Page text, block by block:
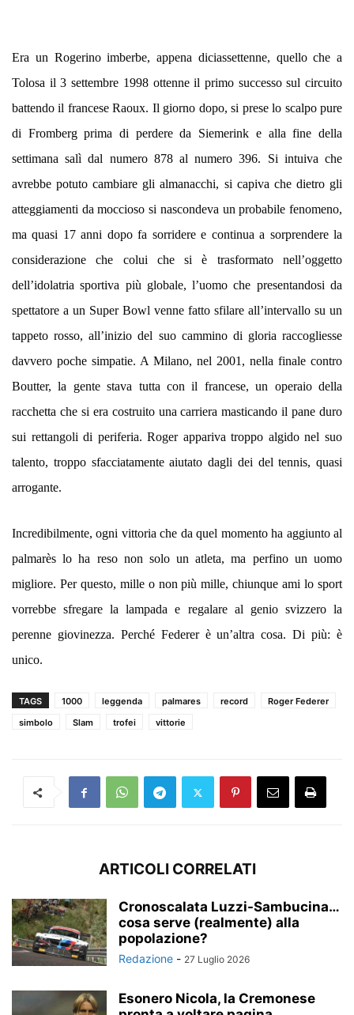
Era un Rogerino imberbe, appena diciassettenne, quello che a
Tolosa il 3 settembre 1998 ottenne il primo successo sul circuito
battendo il francese Raoux. Il giorno dopo, si prese lo scalpo pure
di Fromberg prima di perdere da Siemerink e alla fine della
settimana salì dal numero 878 al numero 396. Si intuiva che
avrebbe potuto cambiare gli almanacchi, si capiva che dietro gli
atteggiamenti da moccioso si nascondeva un probabile fenomeno,
ma quasi 17 anni dopo fa sorridere e continua a sorprendere la
considerazione che colui che si è trasformato nell’oggetto
dell’idolatria sportiva più globale, l’uomo che presentandosi da
spettatore a un Super Bowl venne fatto sfilare all’intervallo su un
tappeto rosso, all’inizio del suo cammino di gloria raccogliesse
davvero poche simpatie. A Milano, nel 2001, nella finale contro
Boutter, la gente stava tutta con il francese, un operaio della
racchetta che si era costruito una carriera masticando il pane duro
sui rettangoli di periferia. Roger appariva troppo algido nel suo
talento, troppo sfacciatamente aiutato dagli dei del tennis, quasi
arrogante.
Incredibilmente, ogni vittoria che da quel momento ha aggiunto al
palmarès lo ha reso non solo un atleta, ma perfino un uomo
migliore. Per questo, mille o non più mille, chiunque ami lo sport
vorrebbe sfregare la lampada e regalare al genio svizzero la
perenne giovinezza. Perché Federer è un’altra cosa. Di più: è
unico.
TAGS 1000 leggenda palmares record
Roger Federer
simbolo
Slam trofei vittorie
ARTICOLI CORRELATI
Cronoscalata Luzzi-Sambucina…
cosa serve (realmente) alla
popolazione?
Redazione - 27 Luglio 2026
Esonero Nicola, la Cremonese